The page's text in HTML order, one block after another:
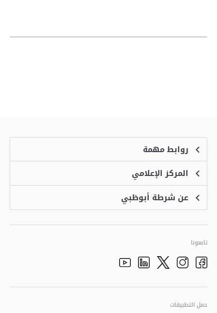
روابط مهمة
الشكاوى
منصة التوظيف الذكية
الاسئلة الشائعة
خدمة أمان
المركز الإعلامي
الأخبارعن شرطة أبوظبي
الرؤية والرسالة والقيم
تاريخ شرطة أبوظبي
adpolice centers locations
الهيكل التنظيمي
الجودة العالمية
مراكز خدمة أبوظبى
تابعونا
Facebook
Instagram
Twitter
Linkedin
Youtube
حمل التطبيقات